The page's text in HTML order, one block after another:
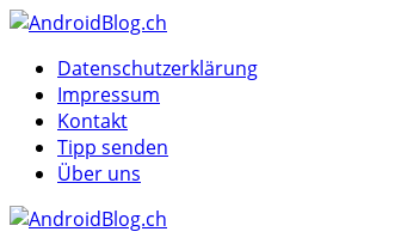
Menu
MenuDatenschutzerklärung
Impressum
Kontakt
Tipp senden
Über uns